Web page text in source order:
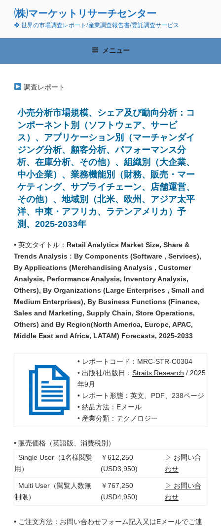
ン
(株)マーケットリサーチセンター
❖ 世界の市場調査レポート/産業調査報告書/委託調査サービス
メニュー
調査レポート
小売分析市場規模、シェア及び動向分析：コ
ンポーネント別（ソフトウェア、サービ
ス）、アプリケーション別（マーチャンダイ
ジング分析、顧客分析、パフォーマンス分
析、在庫分析、その他）、組織別（大企業、
中小企業）、業務機能別（財務、販売・マー
ケティング、サプライチェーン、店舗運営、
その他）、地域別（北米、欧州、アジア太平
洋、中東・アフリカ、ラテンアメリカ）予
測、2025-2033年
• 英文タイトル： Retail Analytics Market Size, Share &
Trends Analysis : By Components (Software , Services),
By Applications (Merchandising Analysis , Customer
Analysis, Performance Analysis, Inventory Analysis,
Others), By Organizations (Large Enterprises , Small and
Medium Enterprises), By Business Functions (Finance,
Sales and Marketing, Supply Chain, Store Operations,
Others) and By Region(North America, Europe, APAC,
Middle East and Africa, LATAM) Forecasts, 2025-2033
• レポートコード：MRC-STR-C0304
• 出版社/出版日： Straits Research / 2025
年9月
• レポート形態：英文、PDF、238ページ
• 納品方法：Eメール
• 産業分類：テクノロジー
• 販売価格（英語版、消費税別）
Single User（1名様閲覧
用）
￥612,250
(USD3,950)
▷ お問い合
わせ
Multi User（閲覧人数無
制限）
￥767,250
(USD4,950)
▷ お問い合
わせ
• ご注文方法：お問い合わせフォーム記入又はEメールでご連